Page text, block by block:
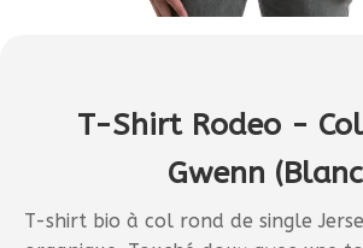
T-Shirt Rodeo -
Gwenn
T-shirt bio à col rond de single